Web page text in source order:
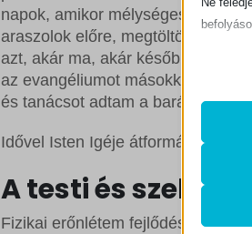
napok, amikor mélységes hatást
araszolok előre, megtöltöm
azt, akár ma, akár később. És Ő
az evangéliumot másokkal,
és tanácsot adtam a
Idővel Isten Igéje átformál minket
A testi és
Fizikai erőnlétem fejlődése lassú
sütik